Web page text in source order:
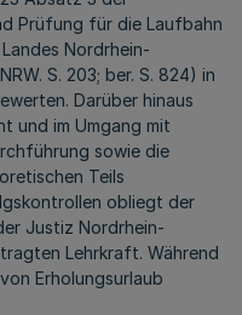
Prüfung für die Laufbahn
Nordrhein-
S. 203; ber. S. 824) in
Darüber hinaus
und im Umgang mit
sowie die
Teils
obliegt der
Justiz Nordrhein-
Lehrkraft. Während
Erholungsurlaub